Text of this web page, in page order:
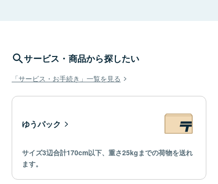
サービス・商品から探したい
「サービス・お手続き」一覧を見る
ゆうパック
サイズ3辺合計170cm以下、重さ25kgまでの荷物を送れ
ます。